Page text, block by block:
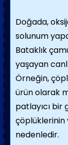
Doğada,
solunum
Bataklık
yaşayan
Örneğin,
ürün olarak
patlayıcı bir
çöplüklerinin
nedenledir.